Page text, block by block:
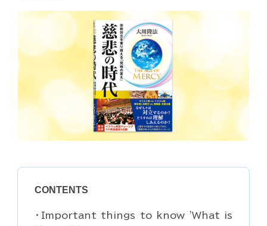
CONTENTS
・Important things to know 'What is